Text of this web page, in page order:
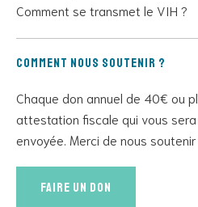
Comment se transmet le VIH ?
Comment nous soutenir ?
Chaque don annuel de 40€ ou
attestation fiscale qui vous
envoyée. Merci de nous soutenir
Faire un don